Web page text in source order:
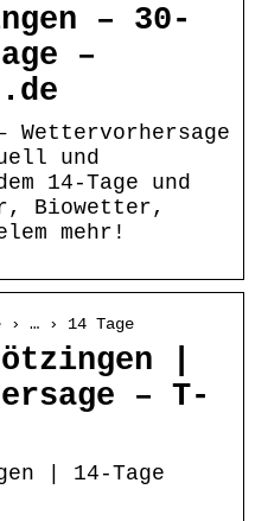
– 30-
–
Wettervorhersage
und
14-Tage und
Biowetter,
mehr!
… › 14 Tage
|
– T-
| 14-Tage